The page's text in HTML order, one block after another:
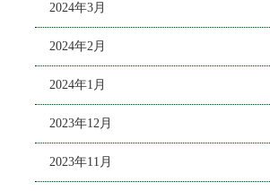
2024年3月
2024年2月
2024年1月
2023年12月
2023年11月